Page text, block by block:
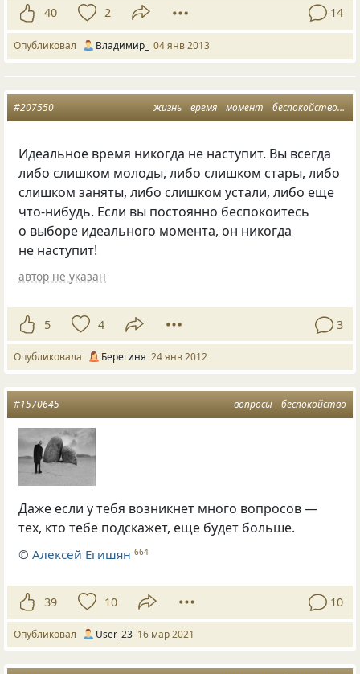
40 2 14
Опубликовал Владимир_ 04 янв 2013
жизнь время момент беспокойство
#207550
Идеальное время никогда не наступит. Вы всегда
либо слишком молоды, либо слишком стары, либо
слишком заняты, либо слишком устали, либо еще
что-нибудь. Если вы постоянно беспокоитесь
о выборе идеального момента, он никогда
не наступит!
автор не указан
5 4 3
Опубликовала Берегиня 24 янв 2012
вопросы беспокойство
#1570645
Даже если у тебя возникнет много вопросов —
тех, кто тебе подскажет, еще будет больше.
©Алексей Егишян 664
39 10 10
Опубликовал User_23 16 мар 2021